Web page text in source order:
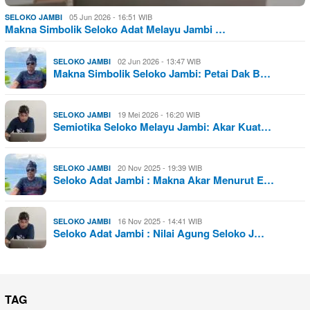
SELOKO JAMBI 05 Jun 2026 - 16:51 WIB
Makna Simbolik Seloko Adat Melayu Jambi …
SELOKO JAMBI 02 Jun 2026 - 13:47 WIB
Makna Simbolik Seloko Jambi: Petai Dak B…
SELOKO JAMBI 19 Mei 2026 - 16:20 WIB
Semiotika Seloko Melayu Jambi: Akar Kuat…
SELOKO JAMBI 20 Nov 2025 - 19:39 WIB
Seloko Adat Jambi : Makna Akar Menurut E…
SELOKO JAMBI 16 Nov 2025 - 14:41 WIB
Seloko Adat Jambi : Nilai Agung Seloko J…
TAG